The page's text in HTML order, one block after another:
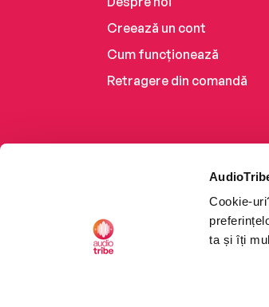
Cookie-
ta și îți
Creează un cont
Cum funcționează
Retragere din comandă